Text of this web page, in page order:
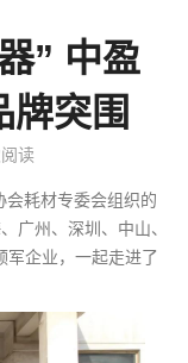
” 中盈
牌突围
读
耗材专委会组织的
广州、深圳、中山、
军企业，一起走进了